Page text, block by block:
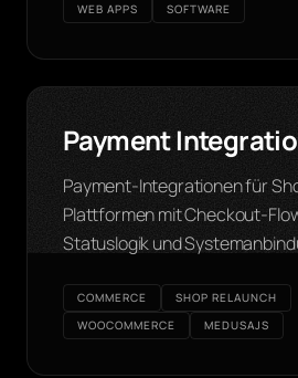
WEB APPS SOFTWARE
Payment
Payment-Integrationen für
Plattformen mit Checkout-
Statuslogik und
COMMERCE
SHOP RELAUNCH
WOOCOMMERCE
MEDUSAJS